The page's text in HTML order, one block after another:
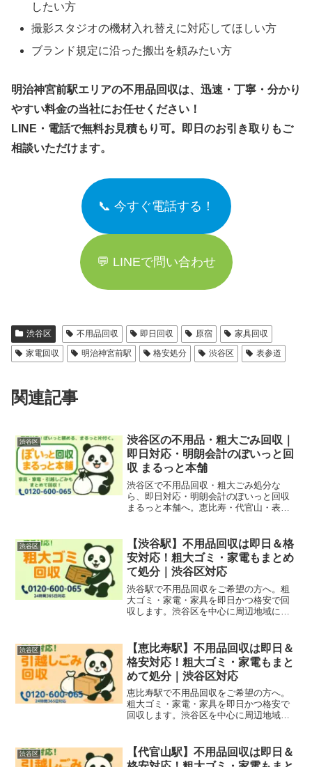
したい方
撮影スタジオの機材入れ替えに対応してほしい方
ブランド規定に沿った搬出を頼みたい方
明治神宮前駅エリアの不用品回収は、迅速・丁寧・分かり
やすい料金の当社にお任せください！
LINE・電話で無料お見積もり可。即日のお引き取りもご
相談いただけます。
📞 今すぐ電話する！
💬 LINEで問い合わせ
渋谷区 不用品回収 即日回収 原宿
家具回収
家電回収
明治神宮前駅 格安処分 渋谷区 表参道
関連記事
渋谷区
渋谷区の不用品・粗大ごみ回収｜
即日対応・明朗会計のぽいっと回
収 まるっと本舗
渋谷区で不用品回収・粗大ごみ処分な
ら、即日対応・明朗会計のぽいっと回収
まるっと本舗へ。恵比寿・代官山・表参
庭ごみから飲食店・美容室・オフィス撤
去にも柔軟対応！
渋谷区
【渋谷駅】不用品回収は即日＆格
安対応！粗大ゴミ・家電もまとめ
て処分｜渋谷区対応
渋谷駅で不用品回収をご希望の方へ。粗
大ゴミ・家電・家具を即日かつ格安で回
収します。渋谷区を中心に周辺地域にも
渋谷区
【恵比寿駅】不用品回収は即日＆
格安対応！粗大ゴミ・家電もまと
めて処分｜渋谷区対応
恵比寿駅で不用品回収をご希望の方へ。
粗大ゴミ・家電・家具を即日かつ格安で
回収します。渋谷区を中心に周辺地域に
渋谷区
【代官山駅】不用品回収は即日＆